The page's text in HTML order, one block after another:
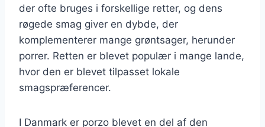
der ofte bruges i forskellige retter, og dens
røgede smag giver en dybde, der
komplementerer mange grøntsager, herunder
porrer. Retten er blevet populær i mange lande,
hvor den er blevet tilpasset lokale
smagspræferencer.
I Danmark er porzo blevet en del af den